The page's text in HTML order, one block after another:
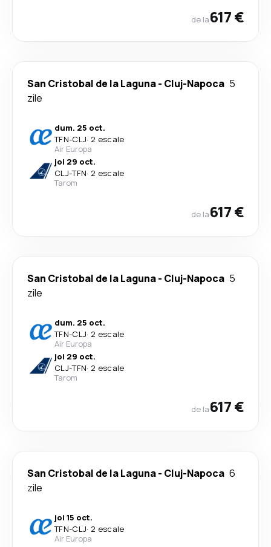
de la617 €
San Cristobal de la Laguna- Cluj-Napoca 5
zile
dum. 25 oct.
TFN-CLJ· 2 escale
Air Europa
joi 29 oct.
CLJ-TFN· 2 escale
Tarom
de la617 €
San Cristobal de la Laguna- Cluj-Napoca 5
zile
dum. 25 oct.
TFN-CLJ· 2 escale
Air Europa
joi 29 oct.
CLJ-TFN· 2 escale
Tarom
de la617 €
San Cristobal de la Laguna- Cluj-Napoca 6
zile
joi 15 oct.
TFN-CLJ· 2 escale
Air Europa